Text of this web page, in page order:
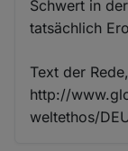
Schwert in
tatsächlich
Text der
http://
weltethos/